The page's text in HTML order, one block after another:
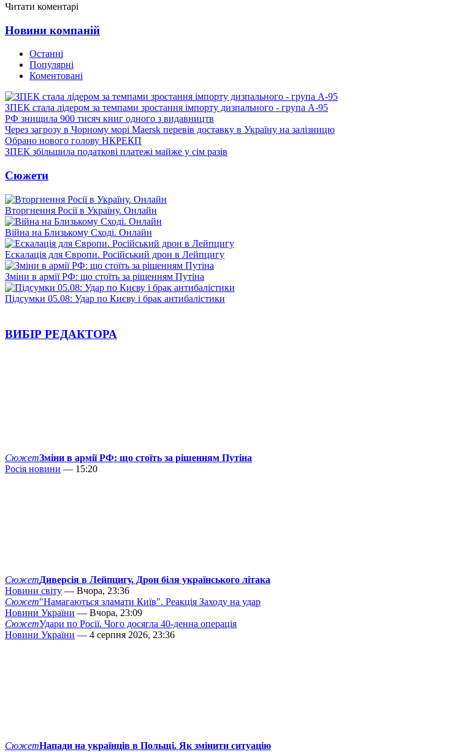
Читати коментарі
Новини компаній
Останні
Популярні
Коментовані
ЗПЕК стала лідером за темпами зростання імпорту дизпального - група А-95
РФ знищила 900 тисяч книг одного з видавництв
Через загрозу в Чорному морі Maersk перевів доставку в Україну на залізницю
Обрано нового голову НКРЕКП
ЗПЕК збільшила податкові платежі майже у сім разів
Сюжети
Вторгнення Росії в Україну. Онлайн
Війна на Близькому Сході. Онлайн
Ескалація для Європи. Російський дрон в Лейпцигу
Зміни в армії РФ: що стоїть за рішенням Путіна
Підсумки 05.08: Удар по Києву і брак антибалістики
ВИБІР РЕДАКТОРА
СюжетЗміни в армії РФ: що стоїть за рішенням Путіна
Росія новини — 15:20
СюжетДиверсія в Лейпцигу. Дрон біля українського літака
Новини світу — Вчора, 23:36
Сюжет"Намагаються зламати Київ". Реакція Заходу на удар
Новини України — Вчора, 23:09
СюжетУдари по Росії. Чого досягла 40-денна операція
Новини України — 4 серпня 2026, 23:36
СюжетНапади на українців в Польщі. Як змінити ситуацію